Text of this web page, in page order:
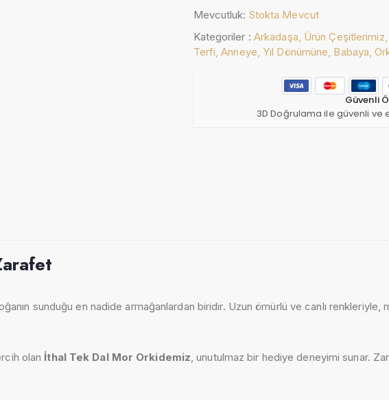
Mevcutluk: Stokta Mevcut
Kategoriler : Arkadaşa, Ürün Çeşitlerimiz,
Terfi,Anneye, Yıl Dönümüne, Babaya,
Güvenli
3D Doğrulama ile güvenli
sunduğu en nadide armağanlardan biridir. Uzun ömürlü ve canlı
olan İthal Tek Dal Mor Orkidemiz , unutulmaz bir hediye deneyimi sunar.